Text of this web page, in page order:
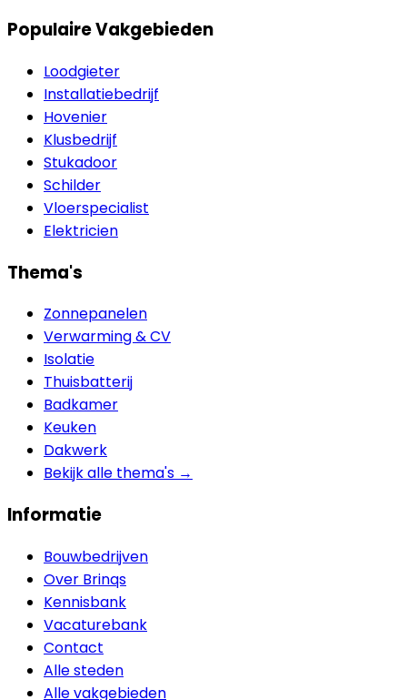
Populaire Vakgebieden
Loodgieter
Installatiebedrijf
Hovenier
Klusbedrijf
Stukadoor
Schilder
Vloerspecialist
Elektricien
Thema's
Zonnepanelen
Verwarming & CV
Isolatie
Thuisbatterij
Badkamer
Keuken
Dakwerk
Bekijk alle thema's →
Informatie
Bouwbedrijven
Over Brinqs
Kennisbank
Vacaturebank
Contact
Alle steden
Alle vakgebieden